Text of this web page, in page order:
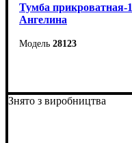
Тумба прикроватная-1
Ангелина
28123
Высота: 56 см
Глубина: 38 см
Знято з виробництва